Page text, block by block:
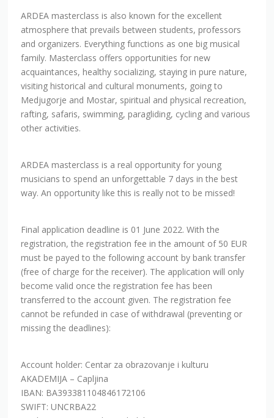
atmosphere that prevails between students, professors
and organizers. Everything functions as one big musical
family. Masterclass offers opportunities for new
acquaintances, healthy socializing, staying in pure nature,
visiting historical and cultural monuments, going to
Medjugorje and Mostar, spiritual and physical recreation,
rafting, safaris, swimming, paragliding, cycling and various
other activities.
musicians to spend an unforgettable 7 days in the best
way. An opportunity like this is really not to be missed!
registration, the registration fee in the amount of 50 EUR
must be payed to the following account by bank transfer
(free of charge for the receiver). The application will only
become valid once the registration fee has been
transferred to the account given. The registration fee
cannot be refunded in case of withdrawal (preventing or
missing the deadlines):
AKADEMIJA – Capljina
IBAN: BA393381104846172106
SWIFT: UNCRBA22